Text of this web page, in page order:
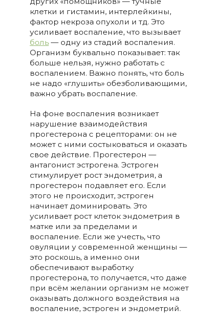
клетки и гистамин, интерлейкины,
фактор некроза опухоли и тд. Это
усиливает воспаление, что вызывает
боль— одну из стадий воспаления.
Организм буквально показывает: так
больше нельзя, нужно работать с
воспалением. Важно понять, что боль
не надо «глушить» обезболивающими,
важно убрать воспаление.
На фоне воспаления возникает
нарушение взаимодействия
прогестерона с рецепторами: он не
может с ними состыковаться и оказать
свое действие. Прогестерон —
антагонист эстрогена. Эстроген
стимулирует рост эндометрия, а
прогестерон подавляет его. Если
этого не происходит, эстроген
начинает доминировать. Это
усиливает рост клеток эндометрия в
матке или за пределами и
воспаление. Если же учесть, что
овуляции у современной женщины —
это роскошь, а именно они
обеспечивают выработку
прогестерона, то получается, что даже
при всём желании организм не может
оказывать должного воздействия на
воспаление, эстроген и эндометрий.